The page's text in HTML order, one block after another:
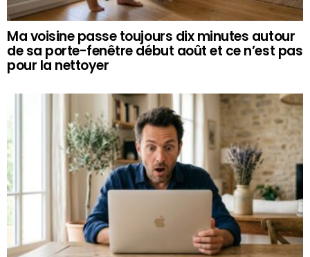
Ma voisine passe toujours dix minutes autour
de sa porte-fenêtre début août et ce n’est pas
pour la nettoyer